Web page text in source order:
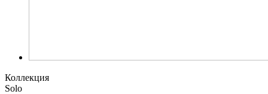
Коллекция
Solo